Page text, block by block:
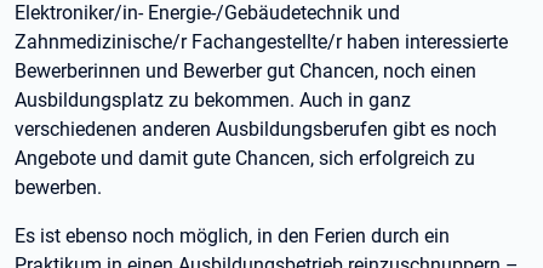
Elektroniker/in- Energie-/Gebäudetechnik und
Zahnmedizinische/r Fachangestellte/r haben interessierte
Bewerberinnen und Bewerber gut Chancen, noch einen
Ausbildungsplatz zu bekommen. Auch in ganz
verschiedenen anderen Ausbildungsberufen gibt es noch
Angebote und damit gute Chancen, sich erfolgreich zu
bewerben.
Es ist ebenso noch möglich, in den Ferien durch ein